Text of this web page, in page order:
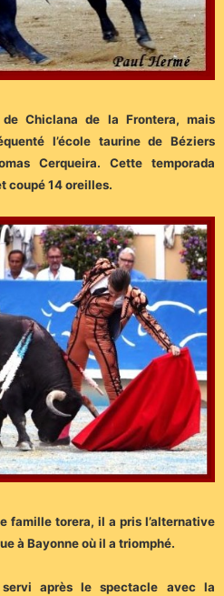
de Chiclana de la Frontera, mais
l’école taurine de Béziers
Cerqueira. Cette temporada
coupé 14 oreilles.
famille torera, il a pris l’alternative
à Bayonne où il a triomphé.
après le spectacle avec la